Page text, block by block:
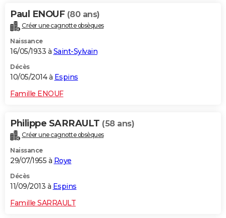
Bricolage
Lifestyle
Culture
Sport
Auto
Television
Voyage
Cinema
Paul ENOUF (80 ans)
Créer une cagnotte obsèques
Naissance
16/05/1933 à Saint-Sylvain
Décès
10/05/2014 à Espins
Famille ENOUF
Philippe SARRAULT (58 ans)
Créer une cagnotte obsèques
Naissance
29/07/1955 à Roye
Décès
11/09/2013 à Espins
Famille SARRAULT